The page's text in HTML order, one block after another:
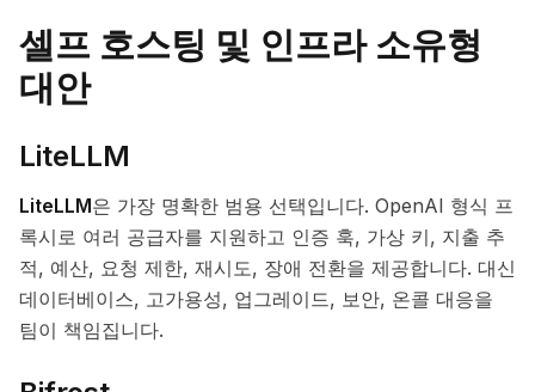
셀프 호스팅 및 인프라 소유형
대안
LiteLLM
LiteLLM은 가장 명확한 범용 선택입니다. OpenAI 형식 프
록시로 여러 공급자를 지원하고 인증 훅, 가상 키, 지출 추
적, 예산, 요청 제한, 재시도, 장애 전환을 제공합니다. 대신
데이터베이스, 고가용성, 업그레이드, 보안, 온콜 대응을
팀이 책임집니다.